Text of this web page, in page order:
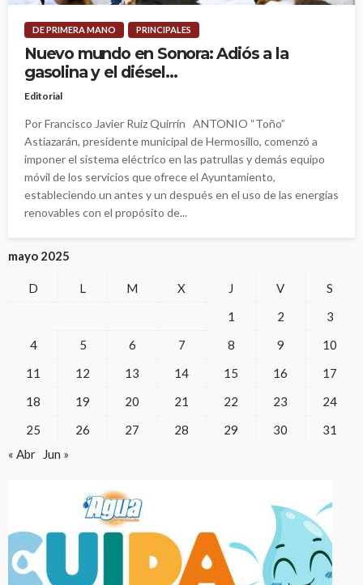
DE PRIMERA MANO PRINCIPALES
Nuevo mundo en Sonora: Adiós a la
gasolina y el diésel…
Editorial
Por Francisco Javier Ruiz Quirrín ANTONIO “Toño”
Astiazarán, presidente municipal de Hermosillo, comenzó a
imponer el sistema eléctrico en las patrullas y demás equipo
móvil de los servicios que ofrece el Ayuntamiento,
estableciendo un antes y un después en el uso de las energías
renovables con el propósito de...
mayo 2025
D L M X J V
S
1
2
3
4
5 6 7 8 9
10
11
12 13 14 15 16
17
18
19 20 21 22 23
24
25
26 27 28 29 30
31
« Abr
Jun »